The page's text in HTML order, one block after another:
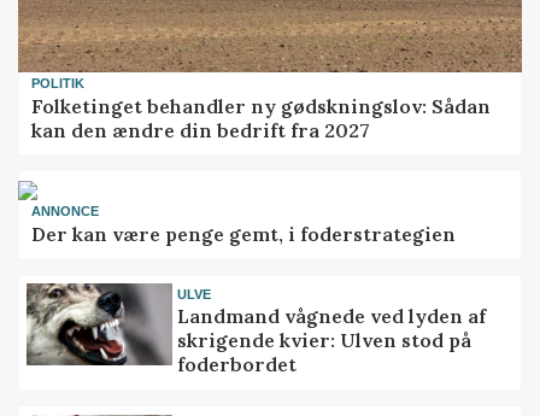
POLITIK
Folketinget behandler ny gødskningslov: Sådan
kan den ændre din bedrift fra 2027
ANNONCE
Der kan være penge gemt, i foderstrategien
ULVE
Landmand vågnede ved lyden af
skrigende kvier: Ulven stod på
foderbordet